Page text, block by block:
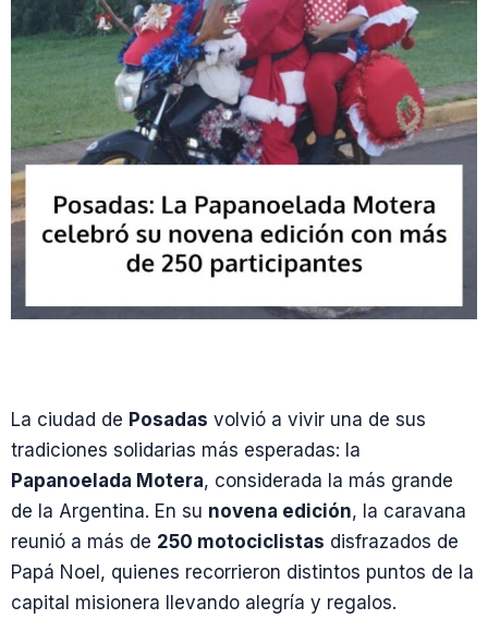
La ciudad de Posadas volvió a vivir una de sus
tradiciones solidarias más esperadas: la
Papanoelada Motera, considerada la más grande
de la Argentina. En su novena edición, la caravana
reunió a más de 250 motociclistas disfrazados de
Papá Noel, quienes recorrieron distintos puntos de la
capital misionera llevando alegría y regalos.